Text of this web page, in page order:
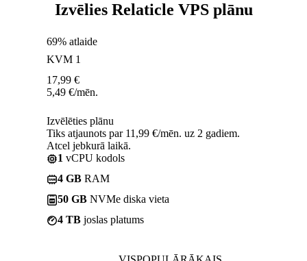
Izvēlies Relaticle VPS plānu
69% atlaide
KVM 1
17,99 €
5,49 €/mēn.
Izvēlēties plānu
Tiks atjaunots par 11,99 €/mēn. uz 2 gadiem.
Atcel jebkurā laikā.
1 vCPU kodols
4 GB RAM
50 GB NVMe diska vieta
4 TB joslas platums